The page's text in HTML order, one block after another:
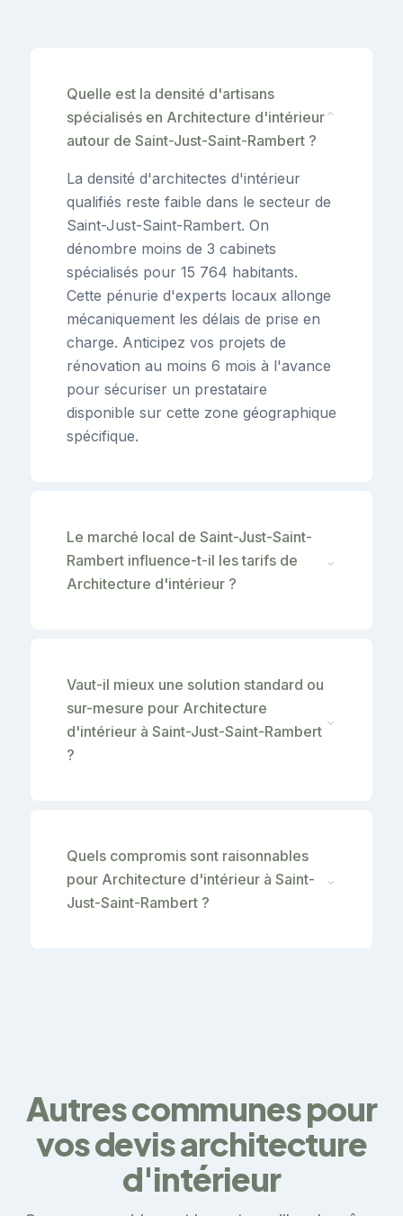
Quelle est la densité d'artisans
spécialisés en Architecture d'intérieur
autour de Saint-Just-Saint-Rambert ?
⌄
La densité d'architectes d'intérieur
qualifiés reste faible dans le secteur de
Saint-Just-Saint-Rambert. On
dénombre moins de 3 cabinets
spécialisés pour 15 764 habitants.
Cette pénurie d'experts locaux allonge
mécaniquement les délais de prise en
charge. Anticipez vos projets de
rénovation au moins 6 mois à l'avance
pour sécuriser un prestataire
disponible sur cette zone géographique
spécifique.
Le marché local de Saint-Just-Saint-
Rambert influence-t-il les tarifs de
Architecture d'intérieur ?
⌄
Vaut-il mieux une solution standard ou
sur-mesure pour Architecture
d'intérieur à Saint-Just-Saint-Rambert
?
⌄
Quels compromis sont raisonnables
pour Architecture d'intérieur à Saint-
Just-Saint-Rambert ?
⌄
Autres communes pour
vos devis architecture
d'intérieur